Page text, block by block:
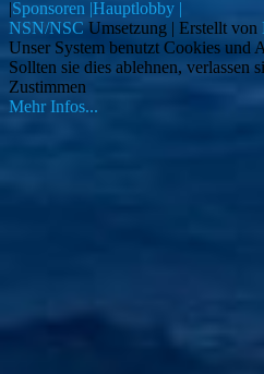
|Sponsoren |Hauptlobby |
NSN/NSC Umsetzung | Erstellt von
Unser System benutzt Cookies und
Sollten sie dies ablehnen, verlassen
Zustimmen
Mehr Infos...